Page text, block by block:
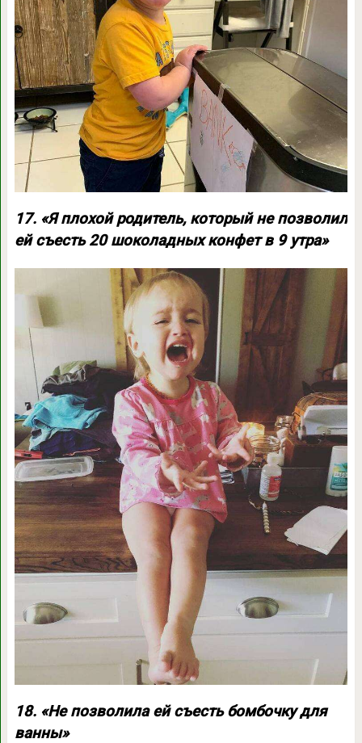
17. «Я плохой родитель, который не позволил
ей съесть 20 шоколадных конфет в 9 утра»
18. «Не позволила ей съесть бомбочку для
ванны»